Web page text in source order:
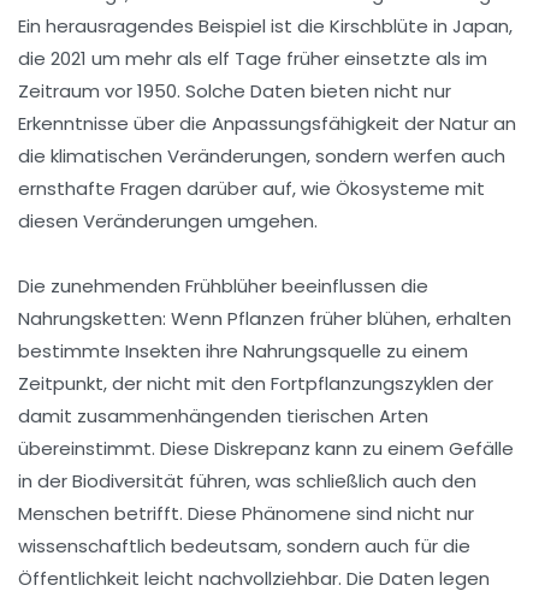
Ein herausragendes Beispiel ist die Kirschblüte in Japan,
die 2021 um mehr als elf Tage früher einsetzte als im
Zeitraum vor 1950. Solche Daten bieten nicht nur
Erkenntnisse über die Anpassungsfähigkeit der Natur an
die klimatischen Veränderungen, sondern werfen auch
ernsthafte Fragen darüber auf, wie Ökosysteme mit
diesen Veränderungen umgehen.
Die zunehmenden Frühblüher beeinflussen die
Nahrungsketten: Wenn Pflanzen früher blühen, erhalten
bestimmte Insekten ihre Nahrungsquelle zu einem
Zeitpunkt, der nicht mit den Fortpflanzungszyklen der
damit zusammenhängenden tierischen Arten
übereinstimmt. Diese Diskrepanz kann zu einem Gefälle
in der Biodiversität führen, was schließlich auch den
Menschen betrifft. Diese Phänomene sind nicht nur
wissenschaftlich bedeutsam, sondern auch für die
Öffentlichkeit leicht nachvollziehbar. Die Daten legen